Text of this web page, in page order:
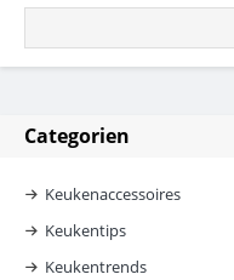
Categorien
Keukenaccessoires
Keukentips
Keukentrends